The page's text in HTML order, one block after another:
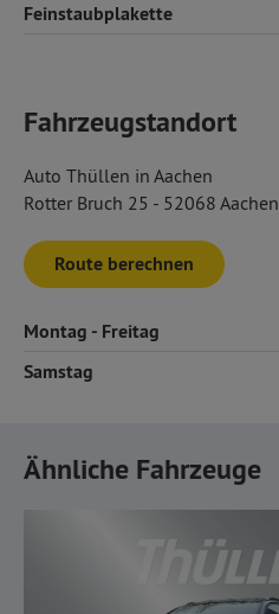
Feinstaubplakette
Fahrzeugstandort
Auto Thüllen in Aachen
Rotter Bruch 25 - 52068 Aachen
Route berechnen
Montag - Freitag
Samstag
Ähnliche Fahrzeuge